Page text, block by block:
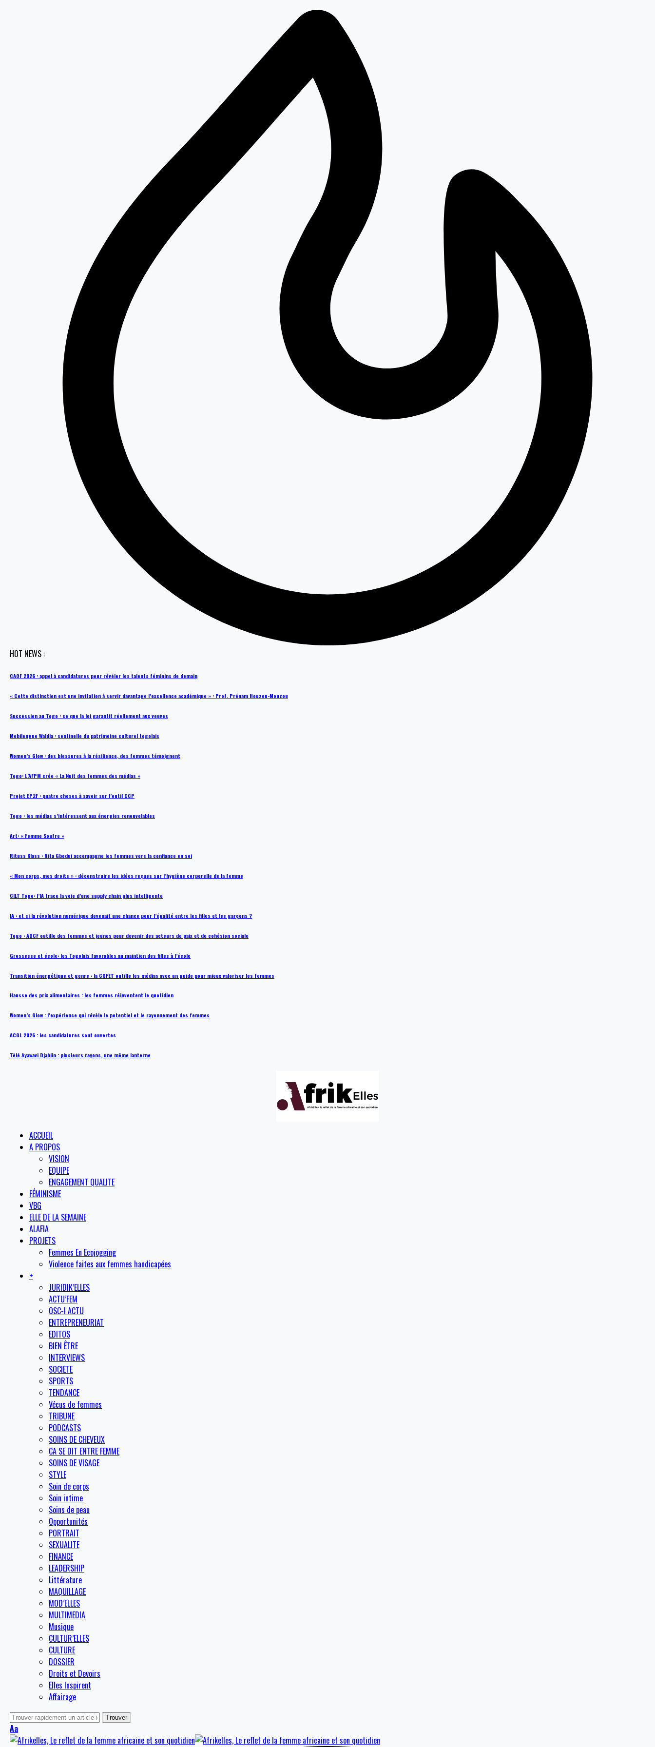
HOT NEWS :
CAOF 2026 : appel à candidatures pour révéler les talents féminins de demain
« Cette distinction est une invitation à servir davantage l’excellence académique » : Prof. Prénam Houzou-Mouzou
Succession au Togo : ce que la loi garantit réellement aux veuves
Mobilengue Waldja : sentinelle du patrimoine culturel togolais
Women’s Glow : des blessures à la résilience, des femmes témoignent
Togo: L’AFPM crée « La Nuit des femmes des médias »
Projet EP2F : quatre choses à savoir sur l’outil CCP
Togo : les médias s’intéressent aux énergies renouvelables
Art: « Femme Soufre »
Rituss Klass : Rita Gbodui accompagne les femmes vers la confiance en soi
« Mon corps, mes droits » : déconstruire les idées reçues sur l’hygiène corporelle de la femme
CILT Togo: l’IA trace la voie d’une supply chain plus intelligente
IA : et si la révolution numérique devenait une chance pour l’égalité entre les filles et les garçons ?
Togo : ADCF outille des femmes et jeunes pour devenir des acteurs de paix et de cohésion sociale
Grossesse et école: les Togolais favorables au maintien des filles à l’école
Transition énergétique et genre : la COFET outille les médias avec un guide pour mieux valoriser les femmes
Hausse des prix alimentaires : les femmes réinventent le quotidien
Women’s Glow : l’expérience qui révèle le potentiel et le rayonnement des femmes
ACGL 2026 : les candidatures sont ouvertes
Tèlé Ayawavi Djahlin : plusieurs rayons, une même lanterne
ACCUEIL
A PROPOS
VISION
EQUIPE
ENGAGEMENT QUALITE
FÉMINISME
VBG
ELLE DE LA SEMAINE
ALAFIA
PROJETS
Femmes En Ecojogging
Violence faites aux femmes handicapées
+
JURIDIK’ELLES
ACTU’FEM
OSC-I ACTU
ENTREPRENEURIAT
EDITOS
BIEN ÊTRE
INTERVIEWS
SOCIETE
SPORTS
TENDANCE
Vécus de femmes
TRIBUNE
PODCASTS
SOINS DE CHEVEUX
CA SE DIT ENTRE FEMME
SOINS DE VISAGE
STYLE
Soin de corps
Soin intime
Soins de peau
Opportunités
PORTRAIT
SEXUALITE
FINANCE
LEADERSHIP
Littérature
MAQUILLAGE
MOD’ELLES
MULTIMEDIA
Musique
CULTUR’ELLES
CULTURE
DOSSIER
Droits et Devoirs
Elles Inspirent
Affairage
Aa